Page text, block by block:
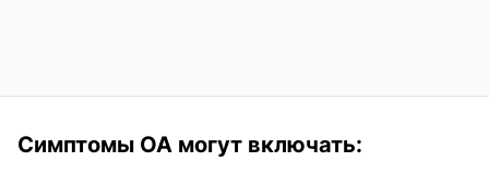
Симптомы ОА могут включать: